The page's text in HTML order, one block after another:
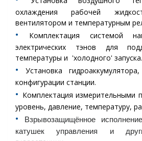
охлаждения рабочей
вентилятором и температурным
•︎
Комплектация системой
электрических тэнов для
температуры и 'холодного' запуска.
•︎
Установка
конфигурации станции.
•︎ Комплектация измерительными
уровень, давление, температуру,
•︎
Взрывозащищённое
катушек управления и